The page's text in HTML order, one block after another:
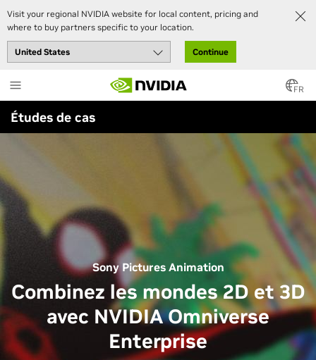
Visit your regional NVIDIA website for local content, pricing and
where to buy partners specific to your location.
Continue
to
main
content
FR
Études de cas
Sony Pictures Animation
Combinez les mondes 2D et 3D
avec NVIDIA Omniverse
Enterprise